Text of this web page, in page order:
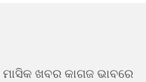
ଖବର କାଗଜ ଭାବରେ